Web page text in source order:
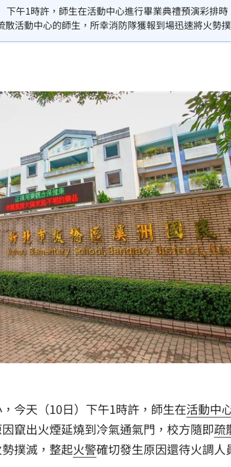
11:32
11:28
11:24
10:30
10:00
午1時許，師生在活動中心進行畢業典禮預演彩排
活動中心的師生，所幸消防隊獲報到場迅速將火勢
今天（10日）下午1時許，師生在活動中
竄出火煙延燒到冷氣通氣門，校方隨即疏
撲滅，整起火警確切發生原因還待火調人